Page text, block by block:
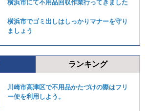
横浜市にて不用品回収作業行ってきました
横浜市でゴミ出しはしっかりマナーを守り
ましょう
ランキング
川崎市高津区で不用品かたづけの際はフリ
ー便を利用しよう。